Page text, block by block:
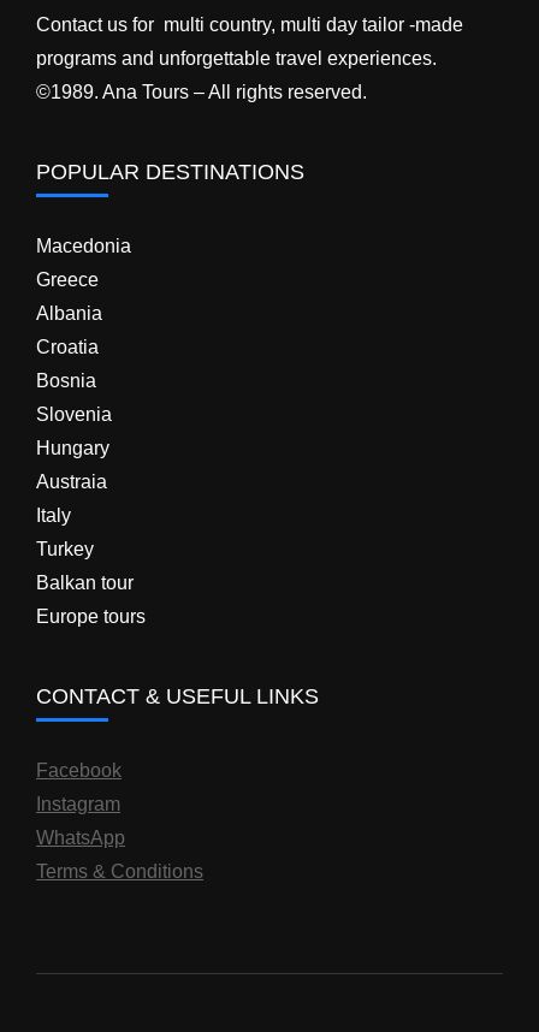
Contact us for multi country, multi day tailor -made
programs and unforgettable travel experiences.
©1989. Ana Tours – All rights reserved.
POPULAR DESTINATIONS
Macedonia
Greece
Albania
Croatia
Bosnia
Slovenia
Hungary
Austraia
Italy
Turkey
Balkan tour
Europe tours
CONTACT & USEFUL LINKS
Facebook
Instagram
WhatsApp
Terms & Conditions